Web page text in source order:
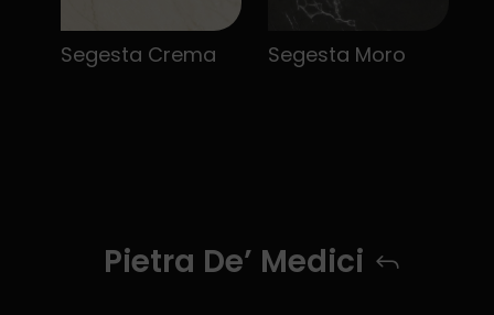
Segesta Crema Segesta Moro
Pietra De’ Medici